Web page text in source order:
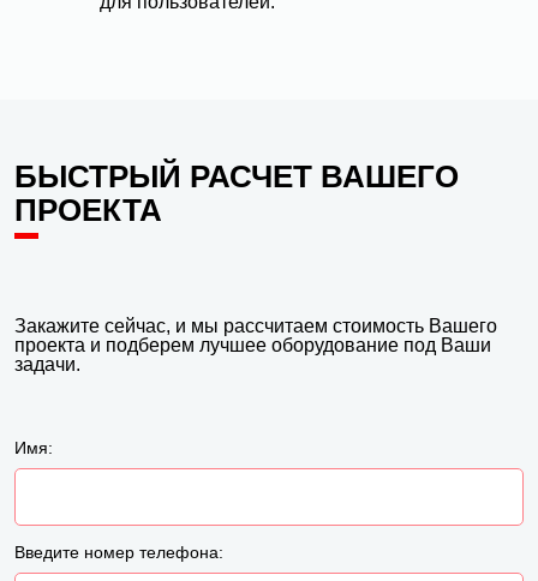
БЫСТРЫЙ РАСЧЕТ ВАШЕГО
ПРОЕКТА
Закажите сейчас, и мы рассчитаем стоимость Вашего
проекта и подберем лучшее оборудование под Ваши
задачи.
Имя:
Введите номер телефона: